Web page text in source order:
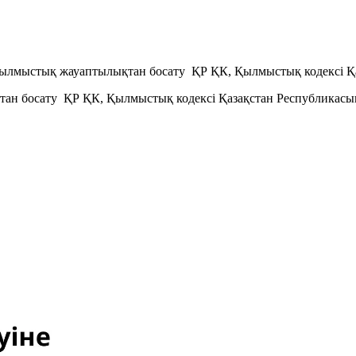
жауаптылықтан босату ҚР ҚК, Қылмыстық кодексi
босату ҚР ҚК, Қылмыстық кодексi Қазақстан